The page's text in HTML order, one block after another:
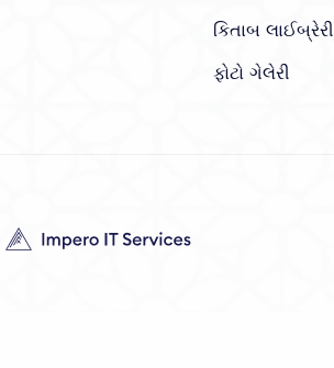
કિતાબ લાઈબ્રેરી
ફોટો ગેલેરી